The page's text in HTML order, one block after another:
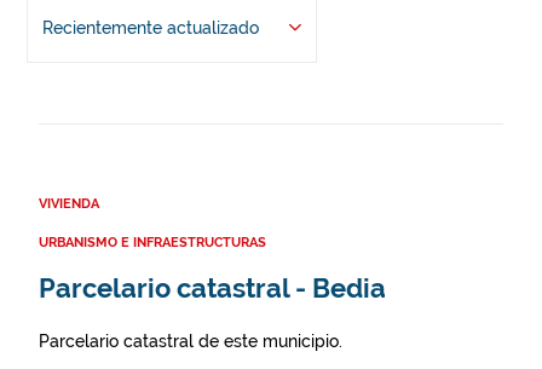
Recientemente actualizado
VIVIENDA
URBANISMO E INFRAESTRUCTURAS
Parcelario catastral - Bedia
Parcelario catastral de este municipio.